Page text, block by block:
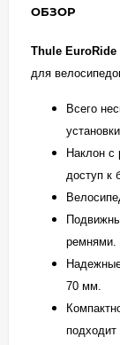
ОБЗОР
Thule EuroRide
для
Всего
Наклон с
доступ к
ремнями.
70 мм.